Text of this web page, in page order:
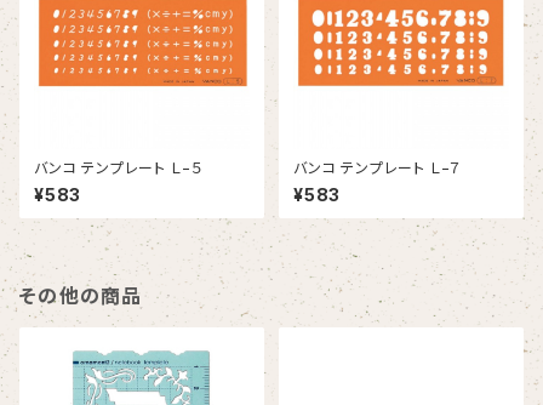
バンコ テンプレート Ｌ−５
¥583
バンコ テンプレート Ｌ−７
¥583
その他の商品